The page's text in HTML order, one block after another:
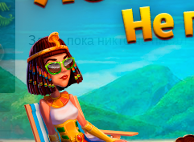
Здесь пока никто не писал